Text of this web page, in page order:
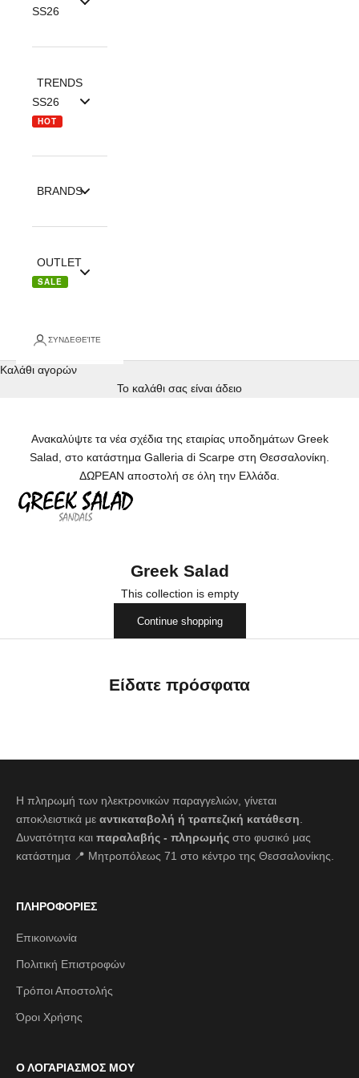
SS26
TRENDS
SS26
HOT
BRANDS
OUTLET
SALE
ΣΥΝΔΕΘΕΊΤΕ
Καλάθι αγορών
Το καλάθι σας είναι άδειο
Ανακαλύψτε τα νέα σχέδια της εταιρίας υποδημάτων Greek
Salad, στο κατάστημα Galleria di Scarpe στη Θεσσαλονίκη.
ΔΩΡΕΑΝ αποστολή σε όλη την Ελλάδα.
Greek Salad
This collection is empty
Continue shopping
Είδατε πρόσφατα
Η πληρωμή των ηλεκτρονικών παραγγελιών, γίνεται
αποκλειστικά με αντικαταβολή ή τραπεζική κατάθεση
Δυνατότητα και παραλαβής - πληρωμής στο φυσικό μας
κατάστημα 📍 Μητροπόλεως 71 στο κέντρο της Θεσσαλονίκης.
ΠΛΗΡΟΦΟΡΙΕΣ
Επικοινωνία
Πολιτική Επιστροφών
Τρόποι Αποστολής
Όροι Χρήσης
Ο ΛΟΓΑΡΙΑΣΜΟΣ ΜΟΥ